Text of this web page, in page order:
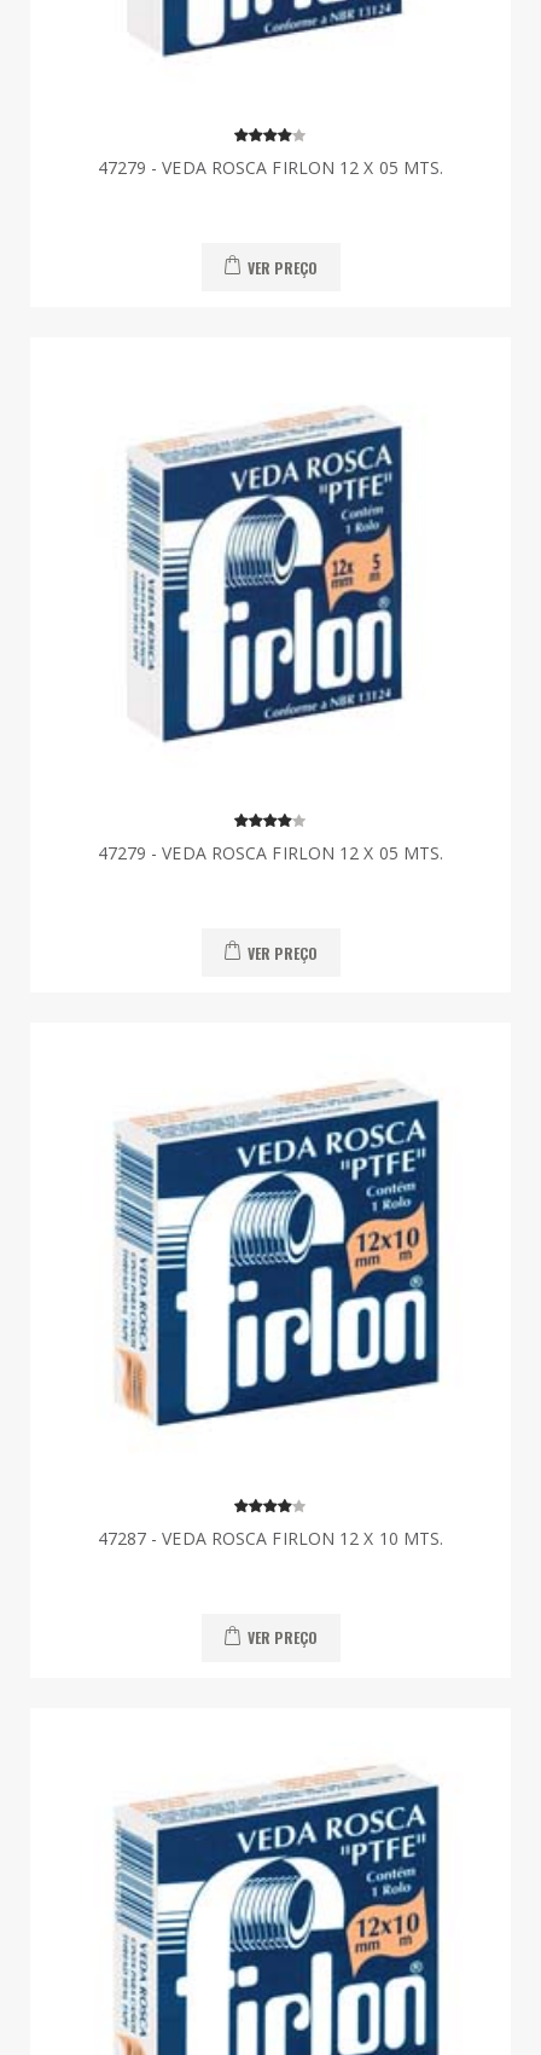
47279 - VEDA ROSCA FIRLON 12 X 05 MTS.
VER PREÇO
47279 - VEDA ROSCA FIRLON 12 X 05 MTS.
VER PREÇO
47287 - VEDA ROSCA FIRLON 12 X 10 MTS.
VER PREÇO